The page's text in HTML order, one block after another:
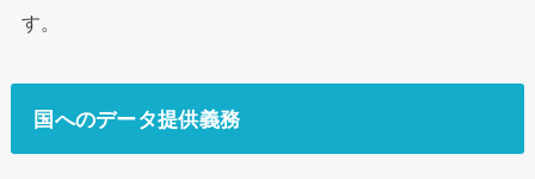
す。
国へのデータ提供義務